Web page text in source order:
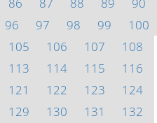
96 97 98 99
100
105 106 107
108
113 114 115
116
121 122 123
124
129 130 131
132